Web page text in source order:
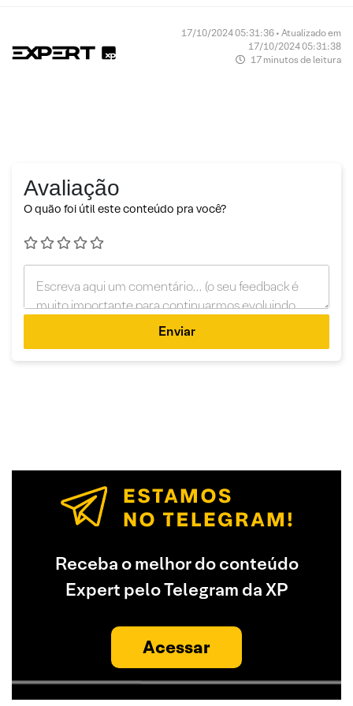
17/10/2024 05:31:36 • Atualizado em
17/10/2024 05:31:38
17 minutos de leitura
Avaliação
O quão foi útil este conteúdo pra você?
Enviar
Receba o melhor do conteúdo
Expert pelo Telegram da XP
Acessar